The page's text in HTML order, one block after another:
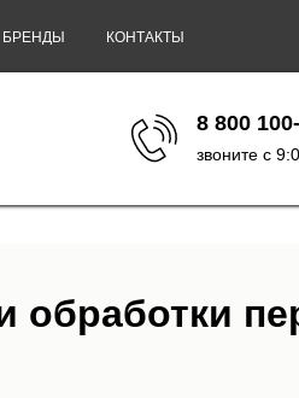
БРЕНДЫ КОНТАКТЫ
8 800
звоните с
обработки